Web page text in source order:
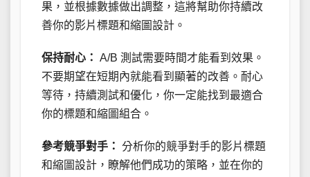
果，並根據數據做出調整，這將幫助你持續改
善你的影片標題和縮圖設計。
保持耐心： A/B 測試需要時間才能看到效果。
不要期望在短期內就能看到顯著的改善。耐心
等待，持續測試和優化，你一定能找到最適合
你的標題和縮圖組合。
參考競爭對手： 分析你的競爭對手的影片標題
和縮圖設計，瞭解他們成功的策略，並在你的